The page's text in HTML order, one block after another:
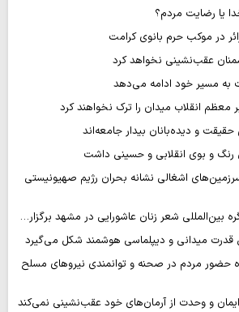
یا رضایت مردم؟
عقب‌نشینی نخواهد کرد
به مسیر خود ادامه می‌دهد
معظم انقلاب میدان را ترک نخواهند کرد
حقیقت و دیده‌بانان بیدار جامعه‌اند
رنگ و بوی انقلابی و حسینی داشت
اشغالی نشانه بحران رژیم صهیونیستی
بین‌المللی شعر زنان عاشورایی در مشهد برگزار…
قدرت میدانی و دیپلماسی هوشمند شکل می‌گیرد
حضور مردم در صحنه و توانمندی نیروهای مسلح
ایمان و وحدت از آرمان‌های خود عقب‌نشینی نمی‌کند